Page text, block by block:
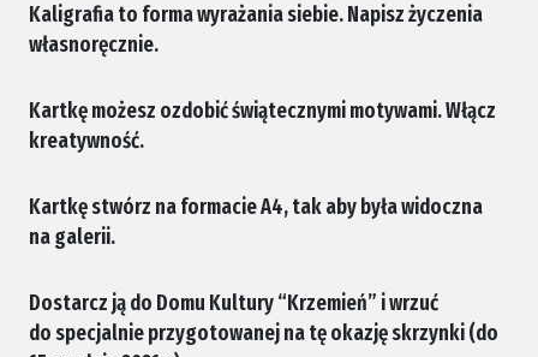
Kaligrafia to forma wyrażania siebie. Napisz życzenia
własnoręcznie.
Kartkę możesz ozdobić świątecznymi motywami. Włącz
kreatywność.
Kartkę stwórz na formacie A4, tak aby była widoczna
na galerii.
Dostarcz ją do Domu Kultury “Krzemień” i wrzuć
do specjalnie przygotowanej na tę okazję skrzynki (do